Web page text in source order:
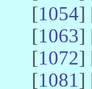
[1054]
[1063]
[1072]
[1081]